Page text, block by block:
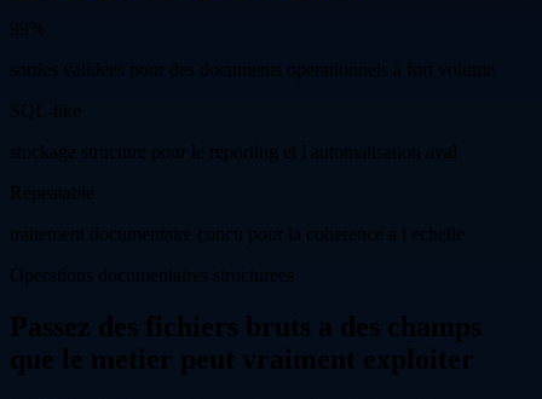
99%
sorties validees pour des documents operationnels a fort volume
SQL-like
stockage structure pour le reporting et l automatisation aval
Repeatable
traitement documentaire concu pour la coherence a l echelle
Operations documentaires structurees
Passez des fichiers bruts a des champs
que le metier peut vraiment exploiter